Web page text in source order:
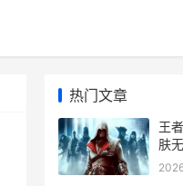
热门文章
王
肤
百